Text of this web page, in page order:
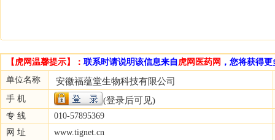
【虎网温馨提示】： 联系时请说明该信息来自虎网医药网 ，您将获得
单位名称
安徽福蕴堂生物科技有限公司
手 机 (登录后可见)
专 线
010-57895369
网 址
www.tignet.cn